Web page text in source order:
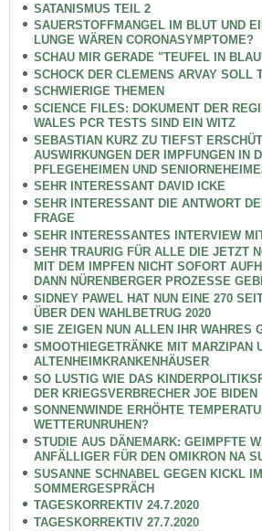
SATANISMUS TEIL 2
SAUERSTOFFMANGEL IM BLUT UND
LUNGE WÄREN CORONASYMPTOME?
SCHAU MIR GERADE "TEUFEL IN
SCHOCK DER CLEMENS ARVAY SOLL
SCHWIERIGE THEMEN
SCIENCE FILES: DOKUMENT DER
WALES PCR TESTS SIND EIN WITZ
SEBASTIAN KURZ ZU TIEFST
AUSWIRKUNGEN DER IMPFUNGEN IN
PFLEGEHEIMEN UND
SEHR INTERESSANT DAVID ICKE
SEHR INTERESSANT DIE ANTWORT
FRAGE
SEHR INTERESSANTES INTERVIEW
SEHR TRAURIG FÜR ALLE DIE JETZT
MIT DEM IMPFEN NICHT SOFORT
DANN NÜRENBERGER PROZESSE
SIDNEY PAWEL HAT NUN EINE 270
ÜBER DEN WAHLBETRUG 2020
SIE ZEIGEN NUN ALLEN IHR WAHRES
SMOOTHIEGETRÄNKE MIT MARZIPAN
ALTENHEIMKRANKENHÄUSER
SO LUSTIG WIE DAS
DER KRIEGSVERBRECHER JOE BIDEN
SONNENWINDE ERHÖHTE
WETTERUNRUHEN?
STUDIE AUS DÄNEMARK: GEIMPFTE
ANFÄLLIGER FÜR DEN OMIKRON NA
SUSANNE SCHNABEL GEGEN KICKL IM
SOMMERGESPRÄCH
TAGESKORREKTIV 24.7.2020
TAGESKORREKTIV 27.7.2020